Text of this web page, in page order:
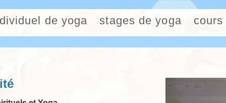
de yoga stages de yoga
té